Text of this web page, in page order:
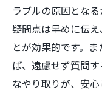
ラブルの原因とな
疑問点は早めに伝
とが効果的です。
ば、遠慮せず質問
なやり取りが、安